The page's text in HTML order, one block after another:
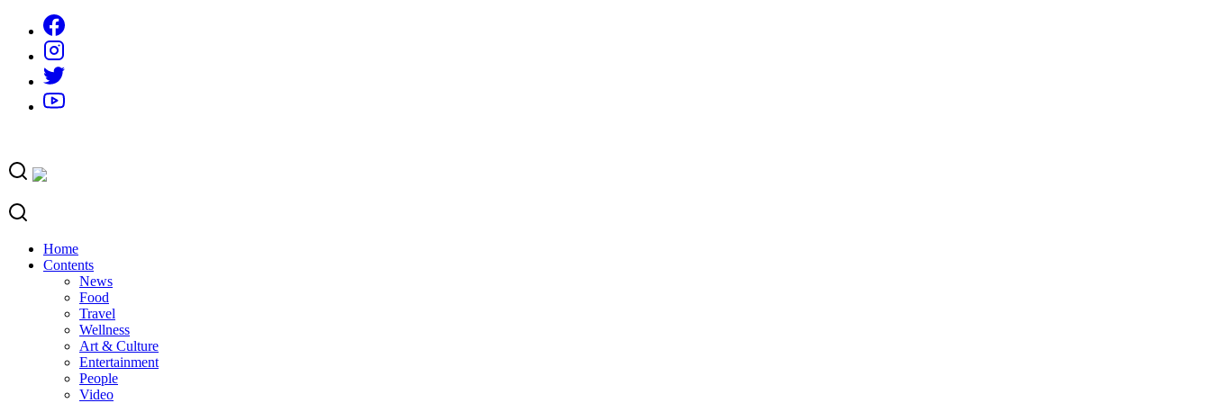
content
Home
Contents
News
Food
Travel
Wellness
Art & Culture
Entertainment
People
Video